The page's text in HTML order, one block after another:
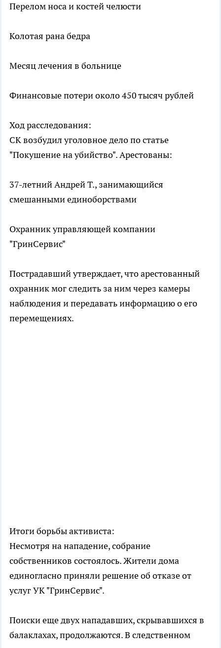
Перелом носа и костей челюсти
Колотая рана бедра
Месяц лечения в больнице
Финансовые потери около 450 тысяч рублей
Ход расследования:
СК возбудил уголовное дело по статье
"Покушение на убийство". Арестованы:
37-летний Андрей Т., занимающийся
смешанными единоборствами
Охранник управляющей компании
"ГринСервис"
Пострадавший утверждает, что арестованный
охранник мог следить за ним через камеры
наблюдения и передавать информацию о его
перемещениях.
Итоги борьбы активиста:
Несмотря на нападение, собрание
собственников состоялось. Жители дома
единогласно приняли решение об отказе от
услуг УК "ГринСервис".
Поиски еще двух нападавших, скрывавшихся в
балаклахах, продолжаются. В следственном